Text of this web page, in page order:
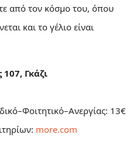
από τον κόσμο του, όπου
και το γέλιο είναι
Γκάζι
13€
more.com